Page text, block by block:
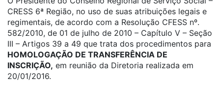
CRESS 6ª Região, no uso de suas atribuições legais e
regimentais, de acordo com a Resolução CFESS nº.
582/2010, de 01 de julho de 2010 – Capítulo V – Seção
III – Artigos 39 a 49 que trata dos procedimentos para
HOMOLOGAÇÃO DE TRANSFERÊNCIA DE
INSCRIÇÃO, em reunião da Diretoria realizada em
20/01/2016.